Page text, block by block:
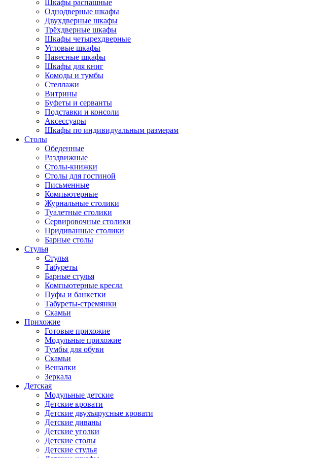
Шкафы распашные
Однодверные шкафы
Двухдверные шкафы
Трёхдверные шкафы
Шкафы четырехдверные
Угловые шкафы
Навесные шкафы
Шкафы для книг
Комоды и тумбы
Стеллажи
Витрины
Буфеты и серванты
Подставки и консоли
Аксессуары
Шкафы по индивидуальным размерам
Столы
Обеденные
Раздвижные
Столы-книжки
Столы для гостиной
Письменные
Компьютерные
Журнальные столики
Туалетные столики
Сервировочные столики
Придиванные столики
Барные столы
Стулья
Стулья
Табуреты
Барные стулья
Компьютерные кресла
Пуфы и банкетки
Табуреты-стремянки
Скамьи
Прихожие
Готовые прихожие
Модульные прихожие
Тумбы для обуви
Скамьи
Вешалки
Зеркала
Детская
Модульные детские
Детские кровати
Детские двухъярусные кровати
Детские диваны
Детские уголки
Детские столы
Детские стулья